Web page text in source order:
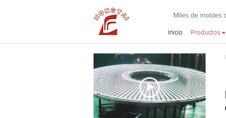
Miles de moldes
Inicio Productos